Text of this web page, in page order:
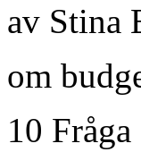
av Stina
om
10